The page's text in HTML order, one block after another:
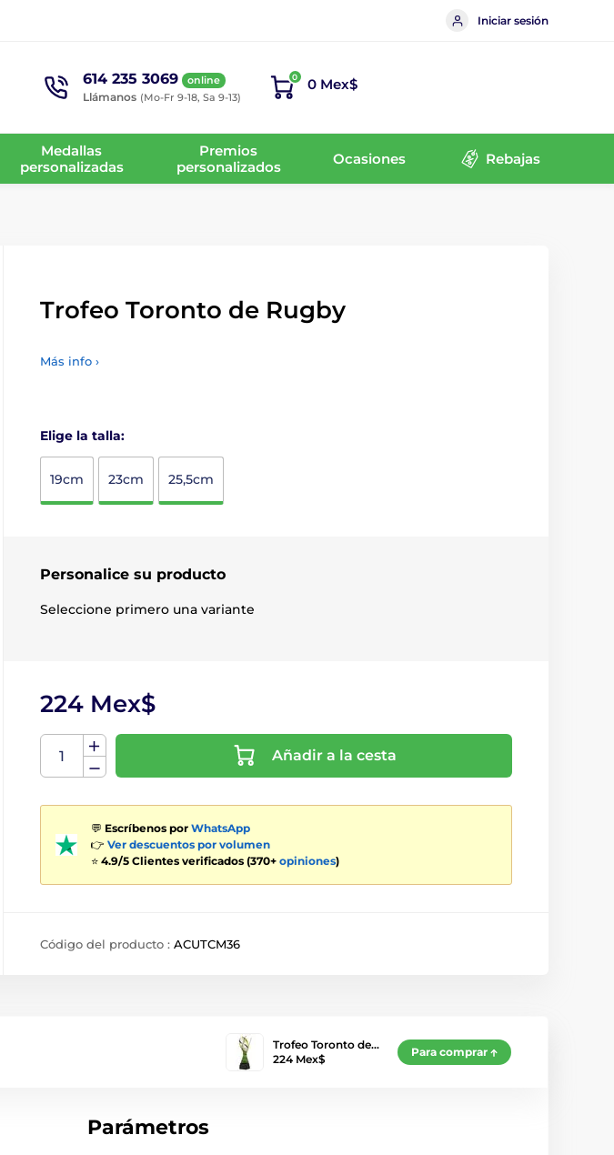
Iniciar sesión
614 235 3069 online
Llámanos (Mo-Fr 9-18, Sa 9-13)
0 0 Mex$
Medallas
personalizadas
Premios
personalizados
Ocasiones Rebajas
Trofeo Toronto de Rugby
Más info ›
Elige la talla:
19cm 23cm 25,5cm
Personalice su producto
Seleccione primero una variante
224 Mex$
Añadir a la cesta
💬 Escríbenos por WhatsApp
👉 Ver descuentos por volumen
⭐ 4.9/5 Clientes verificados (370+ opiniones)
Código del producto : ACUTCM36
Trofeo Toronto de…
224 Mex$
Para comprar
Parámetros